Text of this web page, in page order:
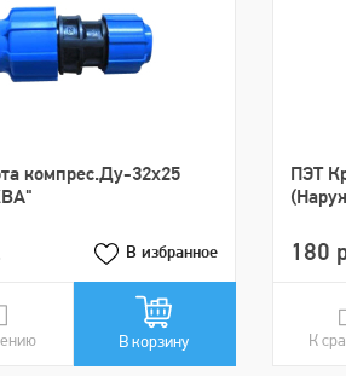
компрес.Ду-32х25
В избранное
В корзину
ПЭТ
180
К
В